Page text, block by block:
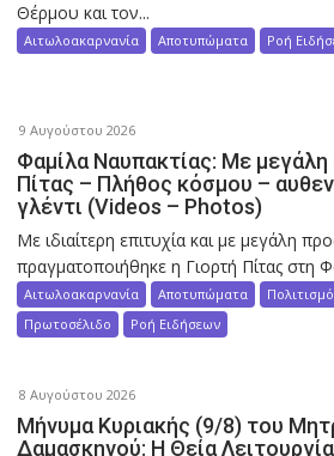
Θέρμου και τον...
Αιτωλοακαρνανία Αποτυπώματα Ροή
9 Αυγούστου 2026
Φαμίλα Ναυπακτίας: Με μεγάλη
Πίτας – Πλήθος κόσμου –
γλέντι (Videos – Photos)
Με ιδιαίτερη επιτυχία και με μεγάλη
πραγματοποιήθηκε η Γιορτή Πίτας στη
Αιτωλοακαρνανία Αποτυπώματα
Πρωτοσέλιδο
Ροή Ειδήσεων
8 Αυγούστου 2026
Μήνυμα Κυριακής (9/8) του
Δαμασκηνού: Η Θεία